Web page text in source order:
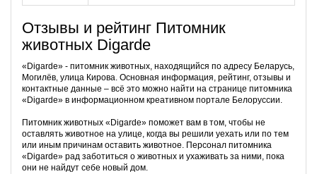
Отзывы и рейтинг Питомник
животных Digarde
«Digarde» - питомник животных, находящийся по адресу Беларусь,
Могилёв, улица Кирова. Основная информация, рейтинг, отзывы и
контактные данные – всё это можно найти на странице питомника
«Digarde» в информационном креативном портале Белоруссии.
Питомник животных «Digarde» поможет вам в том, чтобы не
оставлять животное на улице, когда вы решили уехать или по тем
или иным причинам оставить животное. Персонал питомника
«Digarde» рад заботиться о животных и ухаживать за ними, пока
они не найдут себе новый дом.